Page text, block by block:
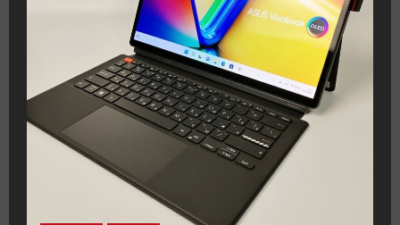
базе
данных
Geekbench